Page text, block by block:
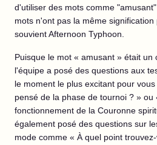
d'utiliser des mots comme
mots n'ont pas la même
souvient Afternoon Typhoon.
Puisque le mot « amusant » était un
l'équipe a posé des questions aux
le moment le plus excitant pour
pensé de la phase de tournoi ? » ou
fonctionnement de la Couronne
également posé des questions sur
mode comme « À quel point